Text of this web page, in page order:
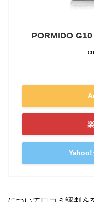
PORMIDO
Yahoo!